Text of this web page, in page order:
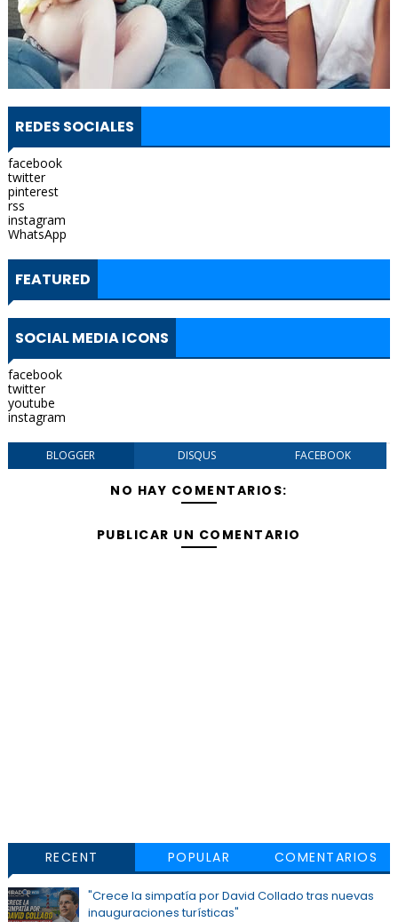
REDES SOCIALES
facebook
twitter
pinterest
rss
instagram
WhatsApp
FEATURED
SOCIAL MEDIA ICONS
facebook
twitter
youtube
instagram
BLOGGER DISQUS FACEBOOK
NO HAY COMENTARIOS:
PUBLICAR UN COMENTARIO
RECENT POPULAR COMENTARIOS
"Crece la simpatía por David Collado tras nuevas
inauguraciones turísticas"